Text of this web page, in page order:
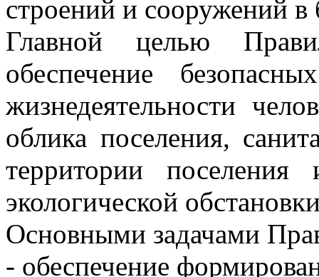
строений и сооружений в
Главной целью
обеспечение
жизнедеятельности
облика поселения,
территории поселения
экологической
Основными задачами
- обеспечение